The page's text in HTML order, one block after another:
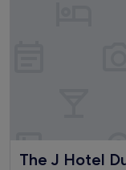
The J Hotel
The J Hotel